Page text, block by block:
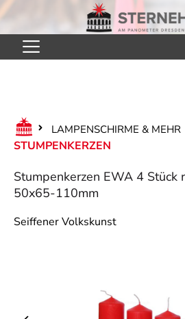
Zum Hauptinhalt springen
LAMPENSCHIRME & MEHR
STUMPENKERZEN
Stumpenkerzen EWA 4 Stück
50x65-110mm
Seiffener Volkskunst